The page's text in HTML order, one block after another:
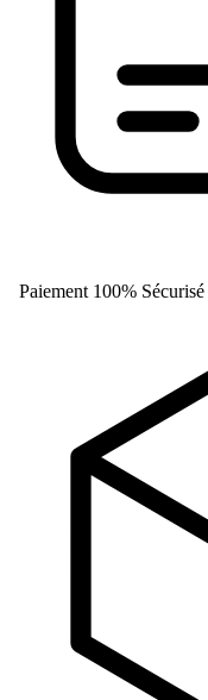
Paiement 100% Sécurisé